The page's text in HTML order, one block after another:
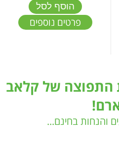
הוסף לסל
פרטים נוספים
התפוצה של קלאב
והנחות בחינם...